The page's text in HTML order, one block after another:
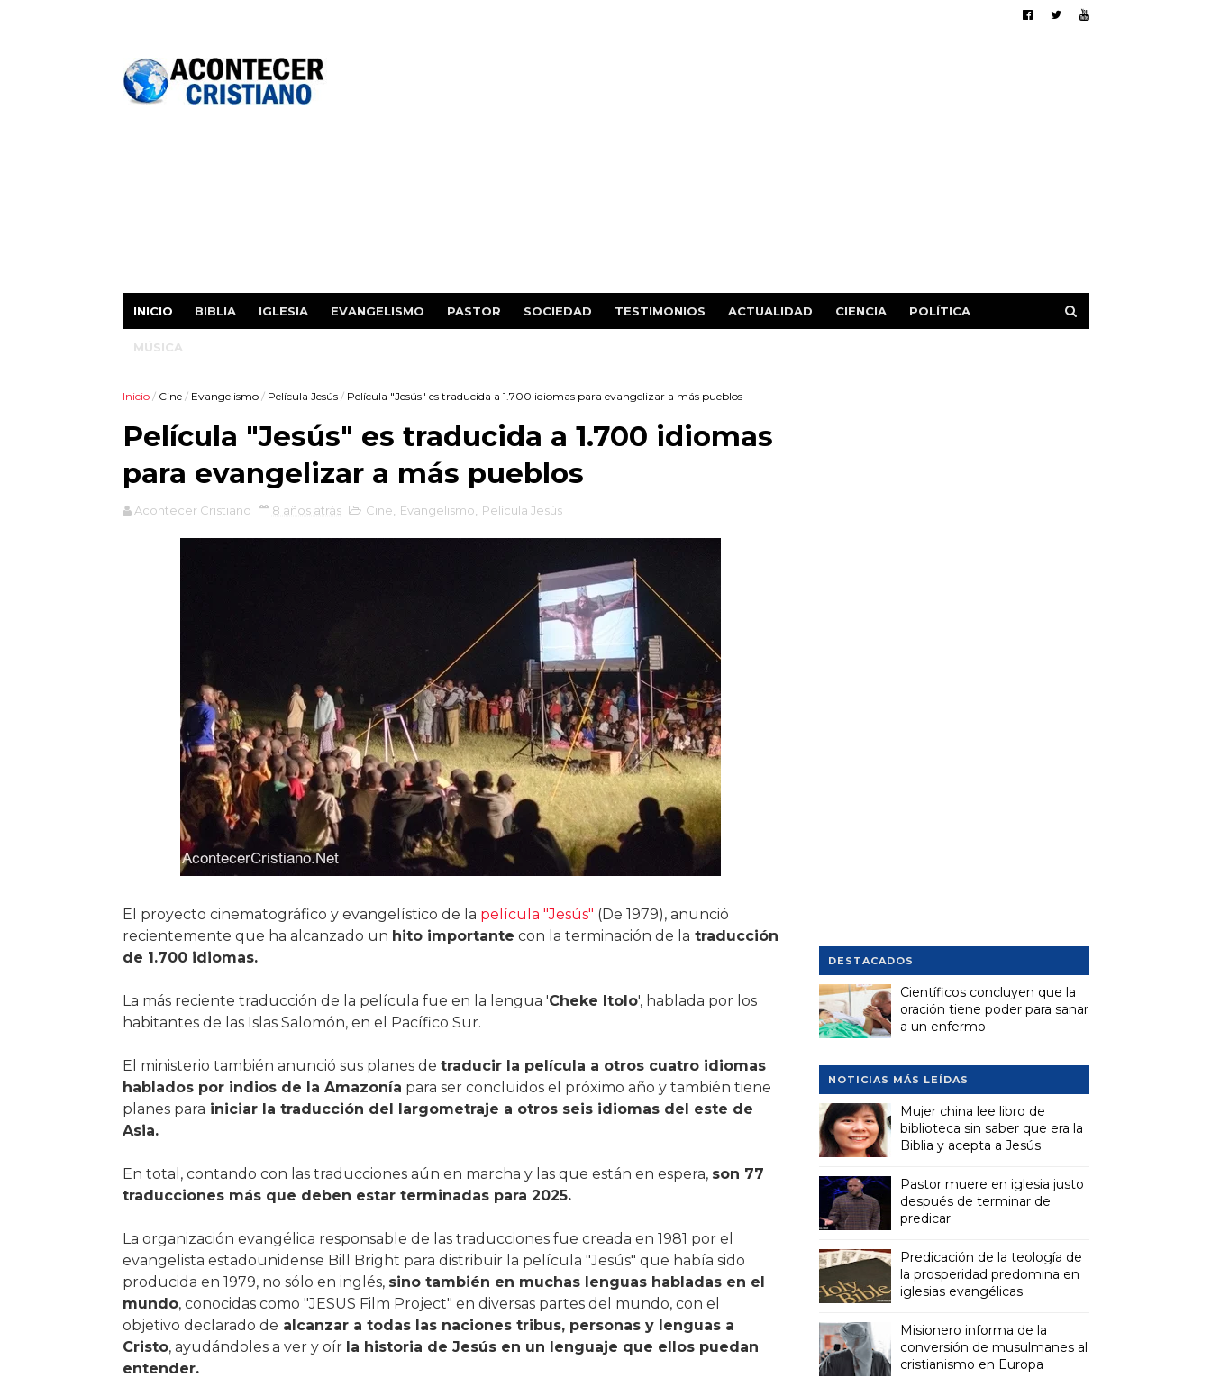
INICIO BIBLIA IGLESIA EVANGELISMO PASTOR SOCIEDAD TESTIMONIOS ACTUALIDAD CIENCIA POLÍTICA
MÚSICA
Inicio / Cine / Evangelismo / Película Jesús / Película "Jesús" es traducida a 1.700 idiomas para evangelizar a más pueblos
Película "Jesús" es traducida a 1.700 idiomas
para evangelizar a más pueblos
Acontecer Cristiano 8 años atrás Cine Evangelismo Película Jesús
El proyecto cinematográfico y evangelístico de la película "Jesús" (De 1979), anunció
recientemente que ha alcanzado un hito importante con la terminación de la traducción
de 1.700 idiomas.
La más reciente traducción de la película fue en la lengua 'Cheke Itolo', hablada por los
habitantes de las Islas Salomón, en el Pacífico Sur.
El ministerio también anunció sus planes de traducir la película a otros cuatro idiomas
hablados por indios de la Amazonía para ser concluidos el próximo año y también tiene
planes para iniciar la traducción del largometraje a otros seis idiomas del este de
Asia.
En total, contando con las traducciones aún en marcha y las que están en espera, son 77
traducciones más que deben estar terminadas para 2025.
La organización evangélica responsable de las traducciones fue creada en 1981 por el
evangelista estadounidense Bill Bright para distribuir la película "Jesús" que había sido
producida en 1979, no sólo en inglés, sino también en muchas lenguas habladas en el
mundo, conocidas como "JESUS ​​Film Project" en diversas partes del mundo, con el
objetivo declarado de alcanzar a todas las naciones tribus, personas y lenguas a
Cristo, ayudándoles a ver y oír la historia de Jesús en un lenguaje que ellos puedan
entender.
DESTACADOS
Científicos concluyen que la
oración tiene poder para sanar
a un enfermo
NOTICIAS MÁS LEÍDAS
Mujer china lee libro de
biblioteca sin saber que era la
Biblia y acepta a Jesús
Pastor muere en iglesia justo
después de terminar de
predicar
Predicación de la teología de
la prosperidad predomina en
iglesias evangélicas
Misionero informa de la
conversión de musulmanes al
cristianismo en Europa